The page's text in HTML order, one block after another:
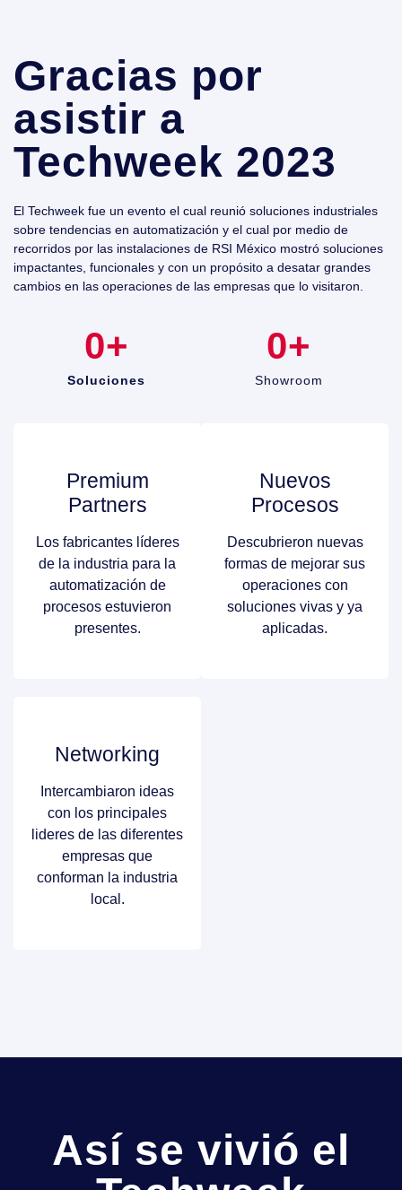
Premium
Partners
Los fabricantes líderes
de la industria para la
automatización de
procesos estuvieron
presentes.
Networking
Intercambiaron ideas
con los principales
lideres de las diferentes
empresas que
conforman la industria
local.
Nuevos
Procesos
Descubrieron nuevas
formas de mejorar sus
operaciones con
soluciones vivas y ya
aplicadas.
Gracias por
asistir a
Techweek 2023
El Techweek fue un evento el cual reunió soluciones industriales
sobre tendencias en automatización y el cual por medio de
recorridos por las instalaciones de RSI México mostró soluciones
impactantes, funcionales y con un propósito a desatar grandes
cambios en las operaciones de las empresas que lo visitaron.
Soluciones
0+
Showroom
0+
Así se vivió el